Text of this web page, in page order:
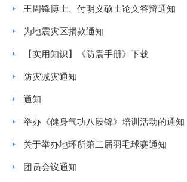
王周锋博士、付明义硕士论文答辩通知
为地震灾区捐款通知
【实用知识】《防震手册》下载
防灾减灾通知
通知
举办《健身气功八段锦》培训活动的通知
关于举办地环所第二届羽毛球赛通知
团员会议通知